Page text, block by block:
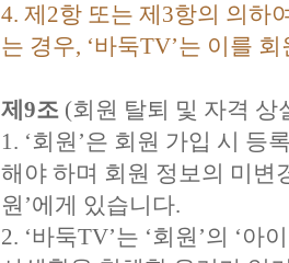
4. 제2항 또는 제3항의 의하
는 경우, ‘바둑TV’는 이를
제9조 (회원 탈퇴 및 자격 상
1. ‘회원’은 회원 가입 시
해야 하며 회원 정보의 미변
원’에게 있습니다.
2. ‘바둑TV’는 ‘회원’의 ‘아